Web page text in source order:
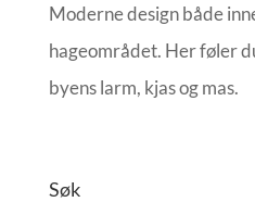
Moderne design både
hageområdet. Her føler
byens larm, kjas og mas.
Søk